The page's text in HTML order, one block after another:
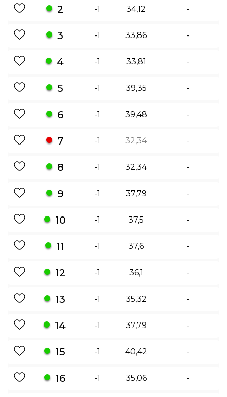
2 -1 34,12 -
3 -1 33,86 -
4 -1 33,81 -
5 -1 39,35 -
6 -1 39,48 -
7 -1 32,34 -
8 -1 32,34 -
9 -1 37,79 -
10 -1 37,5 -
11 -1 37,6 -
12 -1 36,1 -
13 -1 35,32 -
14 -1 37,79 -
15 -1 40,42 -
16 -1 35,06 -